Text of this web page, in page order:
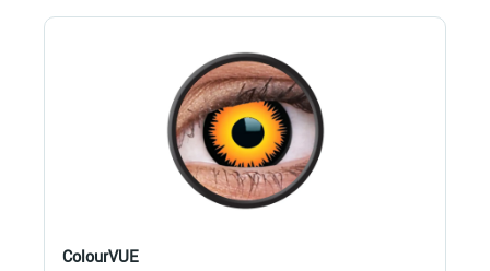
ColourVUE